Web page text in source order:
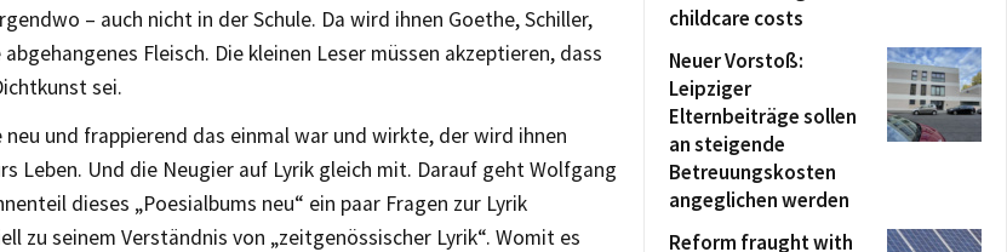
– auch nicht in der Schule. Da wird ihnen Goethe, Schiller,
Fleisch. Die kleinen Leser müssen akzeptieren, dass
sei.
neu und frappierend das einmal war und wirkte, der wird ihnen
Leben. Und die Neugier auf Lyrik gleich mit. Darauf geht Wolfgang
dieses „Poesialbums neu“ ein paar Fragen zur Lyrik
zu seinem Verständnis von „zeitgenössischer Lyrik“. Womit es
childcare costs
Neuer Vorstoß:
Leipziger
Elternbeiträge sollen
an steigende
Betreuungskosten
angeglichen werden
Reform fraught with